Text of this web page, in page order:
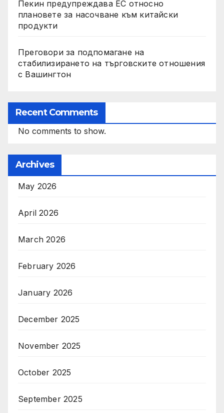
Пекин предупреждава ЕС относно
плановете за насочване към китайски
продукти
Преговори за подпомагане на
стабилизирането на търговските отношения
с Вашингтон
Recent Comments
No comments to show.
Archives
May 2026
April 2026
March 2026
February 2026
January 2026
December 2025
November 2025
October 2025
September 2025